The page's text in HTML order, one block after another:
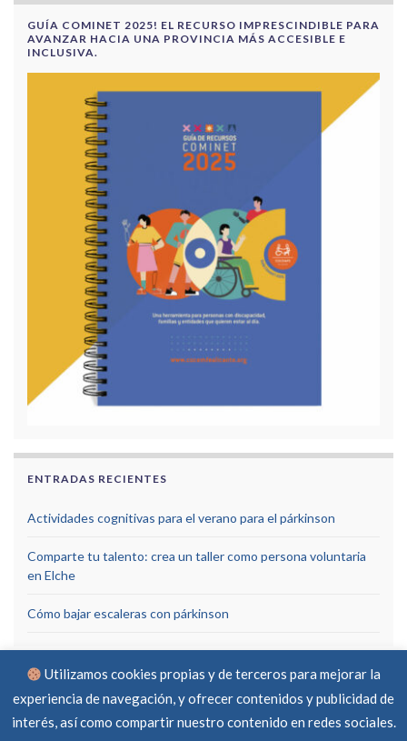
GUÍA COMINET 2025! EL RECURSO IMPRESCINDIBLE PARA
AVANZAR HACIA UNA PROVINCIA MÁS ACCESIBLE E
INCLUSIVA.
ENTRADAS RECIENTES
Actividades cognitivas para el verano para el párkinson
Comparte tu talento: crea un taller como persona voluntaria
en Elche
Cómo bajar escaleras con párkinson
Utilizamos cookies propias y de terceros para mejorar la
experiencia de navegación, y ofrecer contenidos y publicidad de
interés, así como compartir nuestro contenido en redes sociales.